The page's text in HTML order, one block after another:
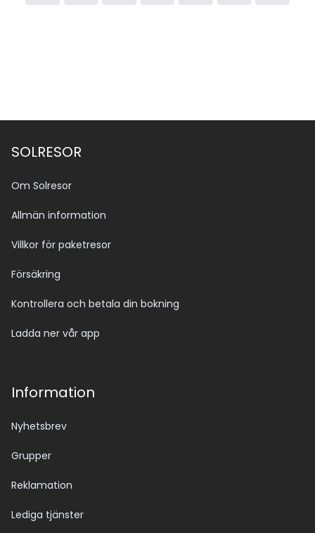
SOLRESOR
Om Solresor
Allmän information
Villkor för paketresor
Försäkring
Kontrollera och betala din bokning
Ladda ner vår app
Information
Nyhetsbrev
Grupper
Reklamation
Lediga tjänster